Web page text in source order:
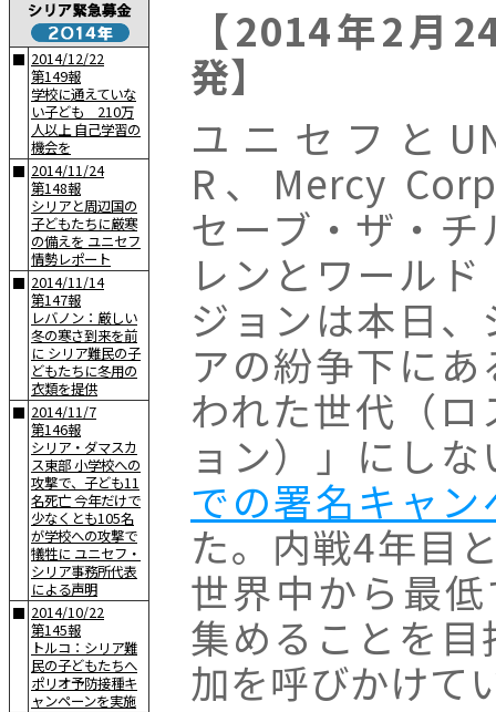
■ 2014/12/22
第149報
学校に通えていな
い子ども 210万
人以上 自己学習の
機会を
■ 2014/11/24
第148報
シリアと周辺国の
子どもたちに厳寒
の備えを ユニセフ
情勢レポート
■ 2014/11/14
第147報
レバノン：厳しい
冬の寒さ到来を前
に シリア難民の子
どもたちに冬用の
衣類を提供
■ 2014/11/7
第146報
シリア・ダマスカ
ス東部 小学校への
攻撃で、子ども11
名死亡 今年だけで
少なくとも105名
が学校への攻撃で
犠牲に ユニセフ・
シリア事務所代表
による声明
■ 2014/10/22
第145報
トルコ：シリア難
民の子どもたちへ
ポリオ予防接種キ
ャンペーンを実施
【2014年2月
発】
ユニセフと
R、Mercy
セーブ・ザ・チ
レンとワールド
ジョンは本日、
アの紛争下に
われた世代（
ョン）」にし
での署名キャン
た。内戦4年目
世界中から最
集めることを
加を呼びかけて